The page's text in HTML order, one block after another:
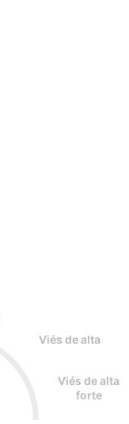
Viés de alta
Viés de alta
forte